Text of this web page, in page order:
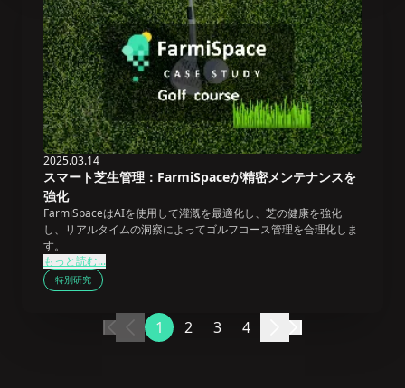
2025.03.14
スマート芝生管理：FarmiSpaceが精密メンテナンスを
強化
FarmiSpaceはAIを使用して灌漑を最適化し、芝の健康を強化
し、リアルタイムの洞察によってゴルフコース管理を合理化しま
す。
もっと読む...
特別研究
1 2 3 4